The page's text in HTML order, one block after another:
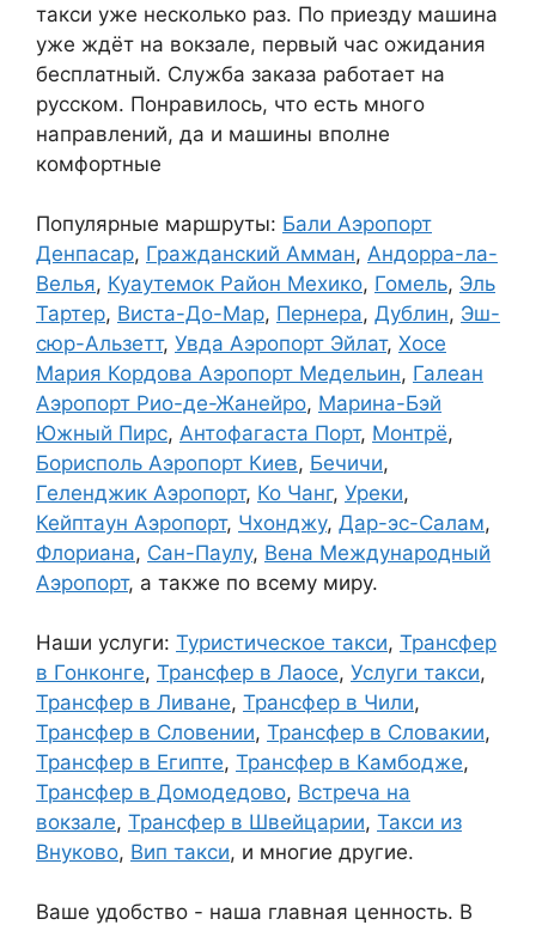
такси уже несколько раз. По приезду машина
уже ждёт на вокзале, первый час ожидания
бесплатный. Служба заказа работает на
русском. Понравилось, что есть много
направлений, да и машины вполне
комфортные
Популярные маршруты: Бали Аэропорт
Денпасар, Гражданский Амман, Андорра-ла-
Велья, Куаутемок Район Мехико, Гомель, Эль
Тартер, Виста-До-Мар, Пернера, Дублин, Эш-
сюр-Альзетт, Увда Аэропорт Эйлат, Хосе
Мария Кордова Аэропорт Медельин, Галеан
Аэропорт Рио-де-Жанейро, Марина-Бэй
Южный Пирс, Антофагаста Порт, Монтрё,
Борисполь Аэропорт Киев, Бечичи,
Геленджик Аэропорт, Ко Чанг, Уреки,
Кейптаун Аэропорт, Чхонджу, Дар-эс-Салам,
Флориана, Сан-Паулу, Вена Международный
Аэропорт, а также по всему миру.
Наши услуги: Туристическое такси, Трансфер
в Гонконге, Трансфер в Лаосе, Услуги такси,
Трансфер в Ливане, Трансфер в Чили,
Трансфер в Словении, Трансфер в Словакии,
Трансфер в Египте, Трансфер в Камбодже,
Трансфер в Домодедово, Встреча на
вокзале, Трансфер в Швейцарии, Такси из
Внуково, Вип такси, и многие другие.
Ваше удобство - наша главная ценность. В